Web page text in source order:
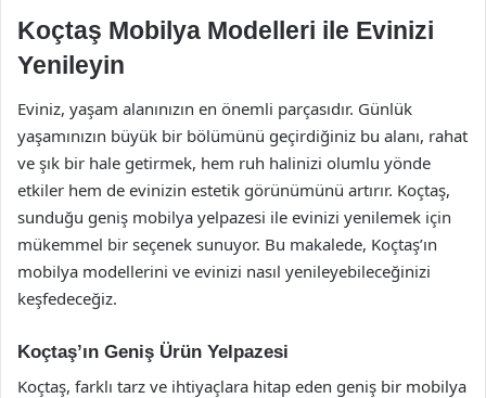
Koçtaş Mobilya Modelleri ile Evinizi
Yenileyin
Eviniz, yaşam alanınızın en önemli parçasıdır. Günlük
yaşamınızın büyük bir bölümünü geçirdiğiniz bu alanı, rahat
ve şık bir hale getirmek, hem ruh halinizi olumlu yönde
etkiler hem de evinizin estetik görünümünü artırır. Koçtaş,
sunduğu geniş mobilya yelpazesi ile evinizi yenilemek için
mükemmel bir seçenek sunuyor. Bu makalede, Koçtaş’ın
mobilya modellerini ve evinizi nasıl yenileyebileceğinizi
keşfedeceğiz.
Koçtaş’ın Geniş Ürün Yelpazesi
Koçtaş, farklı tarz ve ihtiyaçlara hitap eden geniş bir mobilya